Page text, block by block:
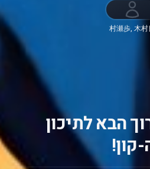
村瀬歩, 木村
הבא לתיכון
קון!